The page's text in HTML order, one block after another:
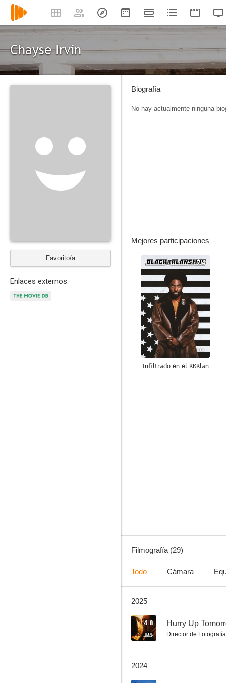
Chayse Irvin
Favorito/a
Enlaces externos
Biografía
No hay actualmente ninguna
Mejores participaciones
7.4
Infiltrado en el KKKlan
4.8
Filmografía (29)
Todo Cámara
2025
4.8 Hurry Up
Director de Fotografía
2024